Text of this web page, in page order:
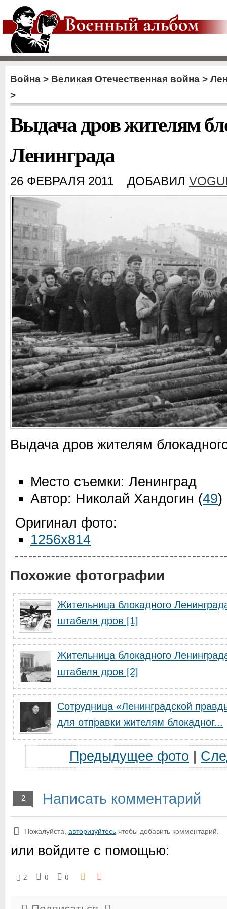
Война > Великая Отечественная война >
>
Выдача дров жителям
Ленинграда
26 ФЕВРАЛЯ 2011 ДОБАВИЛ
Выдача дров жителям
Место съемки: Ленинград
Автор: Николай Хандогин (49)
Оригинал фото:
1256x814
Похожие фотографии
Жительница блокадного
штабеля дров [1]
Жительница блокадного
штабеля дров [2]
Сотрудница «Ленинградской
для отправки жителям блокадног...
Предыдущее фото
2 Написать комментарий
Пожалуйста, авторизуйтесь чтобы добавить комментарий.
или войдите с помощью:
2 0 0